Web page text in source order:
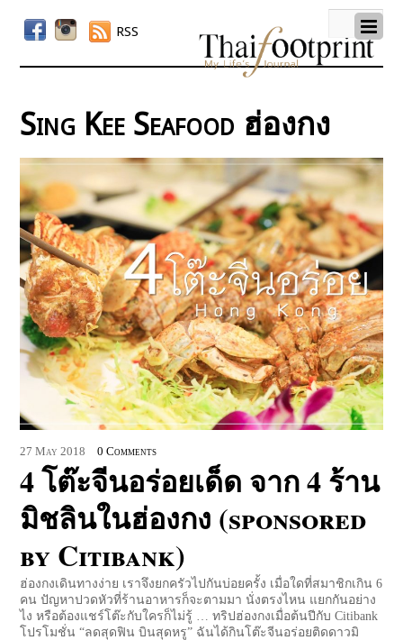
RSS
Sing Kee Seafood ฮ่องกง
27 May 2018 0 Comments
4 โต๊ะจีนอร่อยเด็ด จาก 4 ร้าน
มิชลินในฮ่องกง (sponsored
by Citibank)
ฮ่องกงเดินทางง่าย เราจึงยกครัวไปกันบ่อยครั้ง เมื่อใดที่สมาชิกเกิน 6
คน ปัญหาปวดหัวที่ร้านอาหารก็จะตามมา นั่งตรงไหน แยกกันอย่าง
ไง หรือต้องแชร์โต๊ะกับใครก็ไม่รู้ … ทริปฮ่องกงเมื่อต้นปีกับ Citibank
โปรโมชั่น “ลดสุดฟิน บินสุดหรู” ฉันได้กินโต๊ะจีนอร่อยติดดาวมิ